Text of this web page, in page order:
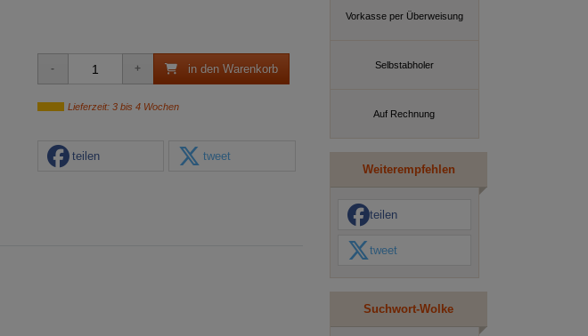
in den Warenkorb
Lieferzeit: 3 bis 4 Wochen
teilen tweet
Vorkasse per Überweisung
Selbstabholer
Auf Rechnung
Weiterempfehlen
teilen
tweet
Suchwort-Wolke